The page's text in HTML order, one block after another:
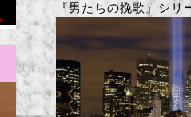
『男たちの挽歌』シリ